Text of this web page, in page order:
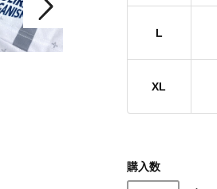
L
XL
購入数